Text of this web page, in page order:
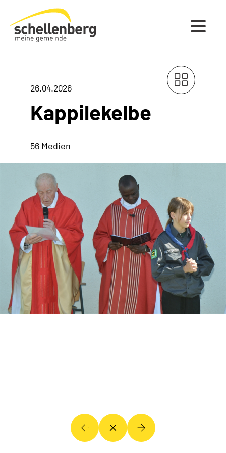
Gemeinde Schellenberg Startseite
26.04.2026
Kappilekelbe
56 Medien